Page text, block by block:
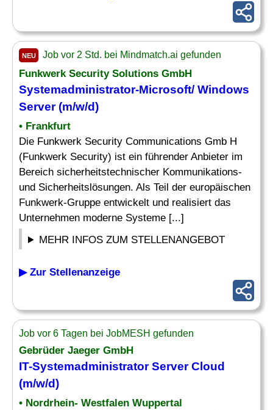
NEU Job vor 2 Std. bei Mindmatch.ai gefunden
Funkwerk Security Solutions GmbH
Systemadministrator-Microsoft/ Windows
Server(m/w/d)
• Frankfurt
Die Funkwerk Security Communications Gmb H
(Funkwerk Security) ist ein führender Anbieter im
Bereich sicherheitstechnischer Kommunikations-
und Sicherheitslösungen. Als Teil der europäischen
Funkwerk-Gruppe entwickelt und realisiert das
Unternehmen moderne Systeme [...]
MEHR INFOS ZUM STELLENANGEBOT
▶ Zur Stellenanzeige
Job vor 6 Tagen bei JobMESH gefunden
Gebrüder Jaeger GmbH
IT-SystemadministratorServerCloud
(m/w/d)
• Nordrhein- Westfalen Wuppertal